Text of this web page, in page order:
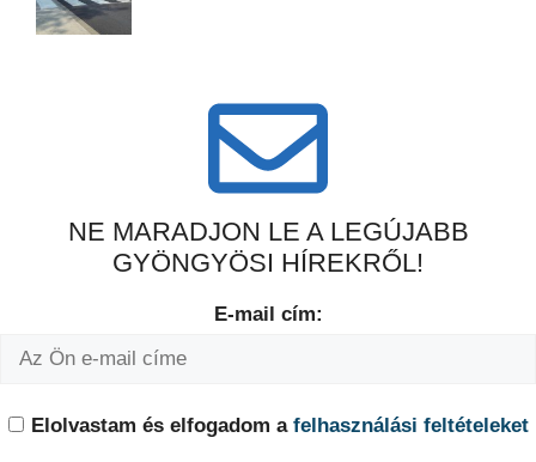
NE MARADJON LE A LEGÚJABB
GYÖNGYÖSI HÍREKRŐL!
E-mail cím:
Elolvastam és elfogadom a felhasználási feltételeket